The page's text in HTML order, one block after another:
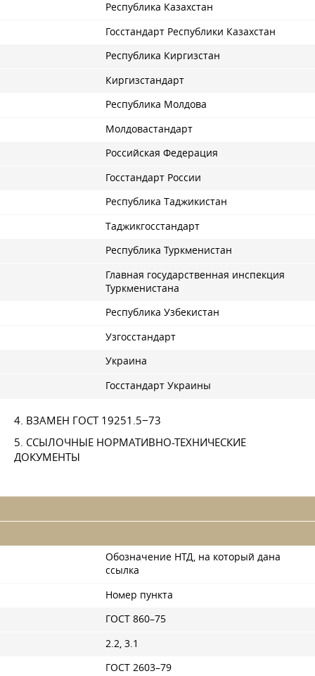
Республика Казахстан
Госстандарт Республики Казахстан
Республика Киргизстан
Киргизстандарт
Республика Молдова
Молдовастандарт
Российская Федерация
Госстандарт России
Республика Таджикистан
Таджикгосстандарт
Республика Туркменистан
Главная государственная инспекция
Туркменистана
Республика Узбекистан
Узгосстандарт
Украина
Госстандарт Украины
4. ВЗАМЕН ГОСТ 19251 .5−73
5. ССЫЛОЧНЫЕ НОРМАТИВНО-ТЕХНИЧЕСКИЕ
ДОКУМЕНТЫ
Обозначение НТД, на который дана
ссылка
Номер пункта
ГОСТ 860–75
2.2, 3.1
ГОСТ 2603–79